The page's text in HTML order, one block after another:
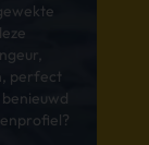
perfect